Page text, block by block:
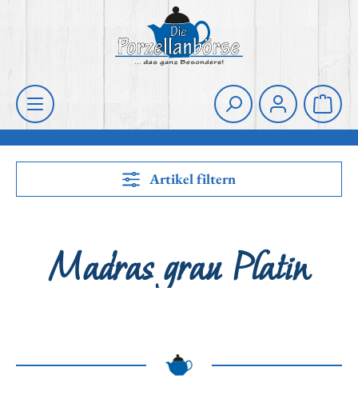
Hauptinhalt springen
Artikel filtern
Madras grau Platin